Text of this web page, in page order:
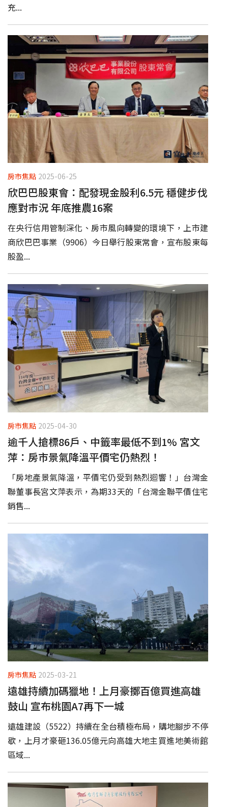
充...
房市焦點 2025-06-25
欣巴巴股東會：配發現金股利6.5元 穩健步伐
應對市況 年底推農16案
在央行信用管制深化、房市風向轉變的環境下，上市建
商欣巴巴事業（9906）今日舉行股東常會，宣布股東每
股盈...
房市焦點 2025-04-30
​逾千人搶標86戶、中籤率最低不到1% 宮文
萍：房市景氣降溫平價宅仍熱烈！
「房地產景氣降溫，平價宅仍受到熱烈迴響！」台灣金
聯董事長宮文萍表示，為期33天的「台灣金聯平價住宅
銷售...
房市焦點 2025-03-21
遠雄持續加碼獵地！上月豪擲百億買進高雄
鼓山 宣布桃園A7再下一城
遠雄建設（5522）持續在全台積極布局，購地腳步不停
歇，上月才豪砸136.05億元向高雄大地主買進地美術館
區域...